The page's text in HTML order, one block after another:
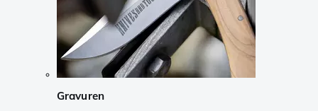
Gravuren